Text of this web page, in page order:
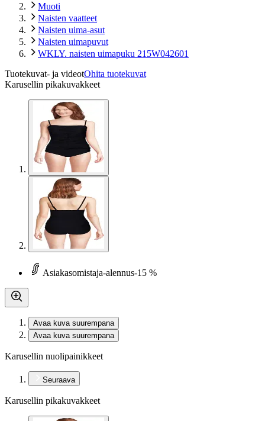
Muoti
Naisten vaatteet
Naisten uima-asut
Naisten uimapuvut
WKLY. naisten uimapuku 215W042601
Tuotekuvat- ja videotOhita tuotekuvat
Karusellin pikakuvakkeet
Asiakasomistaja-alennus-15 %
Avaa kuva suurempana
Avaa kuva suurempana
Karusellin nuolipainikkeet
Seuraava
Karusellin pikakuvakkeet